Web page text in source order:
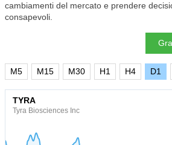
cambiamenti del mercato e prendere
consapevoli.
M5 M15 M30 H1 H4 D1
TYRA
Tyra Biosciences Inc